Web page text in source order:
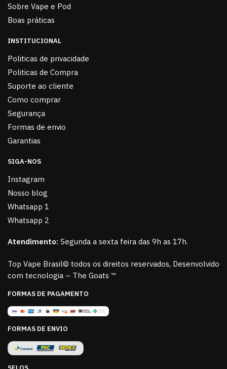
Sobre Vape e Pod
Boas práticas
INSTITUCIONAL
Politicas de privacidade
Politicas de Compra
Suporte ao cliente
Como comprar
Segurança
Formas de envio
Garantias
SIGA-NOS
Instagram
Nosso blog
Whatsapp 1
Whatsapp 2
Atendimento: Segunda a sexta feira das 9h as 17h.
Top Vape Brasil© todos os direitos reservados, Desenvolvido
com tecnologia – The Goats ™
FORMAS DE PAGAMENTO
FORMAS DE ENVIO